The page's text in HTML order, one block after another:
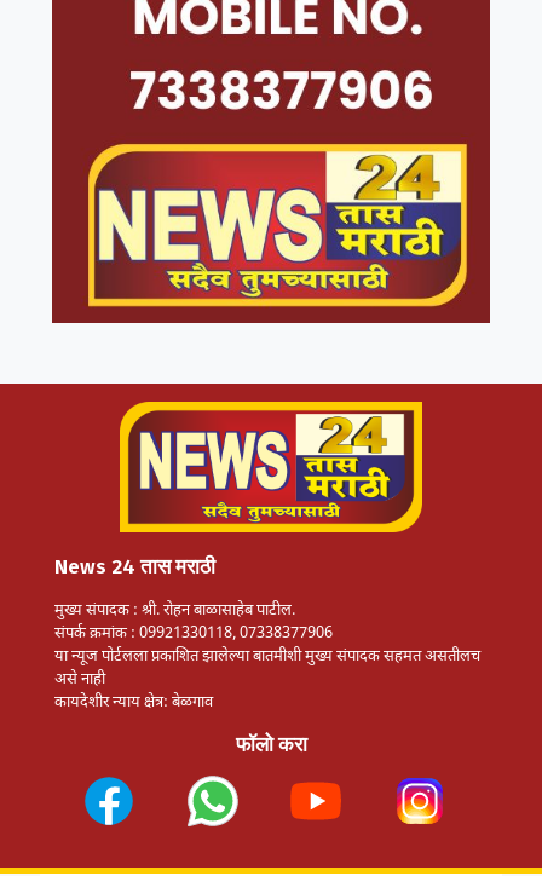
News 24 तास मराठी
मुख्य संपादक : श्री. रोहन बाळासाहेब पाटील.
संपर्क क्रमांक : 09921330118, 07338377906
या न्यूज पोर्टलला प्रकाशित झालेल्या बातमीशी मुख्य संपादक सहमत असतीलच
असे नाही
कायदेशीर न्याय क्षेत्र: बेळगाव
फॉलो करा